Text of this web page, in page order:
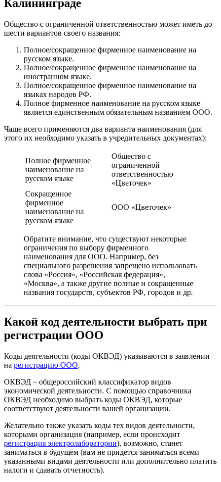
Калининграде
Общество с ограниченной ответственностью может иметь до
шести вариантов своего названия:
Полное/сокращенное фирменное наименование на
русском языке.
Полное/сокращенное фирменное наименование на
иностранном языке.
Полное/сокращенное фирменное наименование на
языках народов РФ.
Полное фирменное наименование на русском языке
является единственным обязательным названием ООО.
Чаще всего применяются два варианта наименования (для
этого их необходимо указать в учредительных документах):
Полное фирменное
наименование на
русском языке
Общество с
ограниченной
ответственностью
«Цветочек»
Сокращенное
фирменное
наименование на
русском языке
ООО «Цветочек»
Обратите внимание, что существуют некоторые
ограничения по выбору фирменного
наименования для ООО. Например, без
специального разрешения запрещено использовать
слова «Россия», «Российская федерация»,
«Москва», а также другие полные и сокращенные
названия государств, субъектов РФ, городов и др.
Какой код деятельности выбрать при
регистрации ООО
Коды деятельности (коды ОКВЭД) указываются в заявлении
на регистрацию ООО.
ОКВЭД – общероссийский классификатор видов
экономической деятельности. С помощью справочника
ОКВЭД необходимо выбрать коды ОКВЭД, которые
соответствуют деятельности вашей организации.
Желательно также указать коды тех видов деятельности,
которыми организация (например, если происходит
регистрация электролаборатории), возможно, станет
заниматься в будущем (вам не придется заниматься всеми
указанными видами деятельности или дополнительно платить
налоги и сдавать отчетность).